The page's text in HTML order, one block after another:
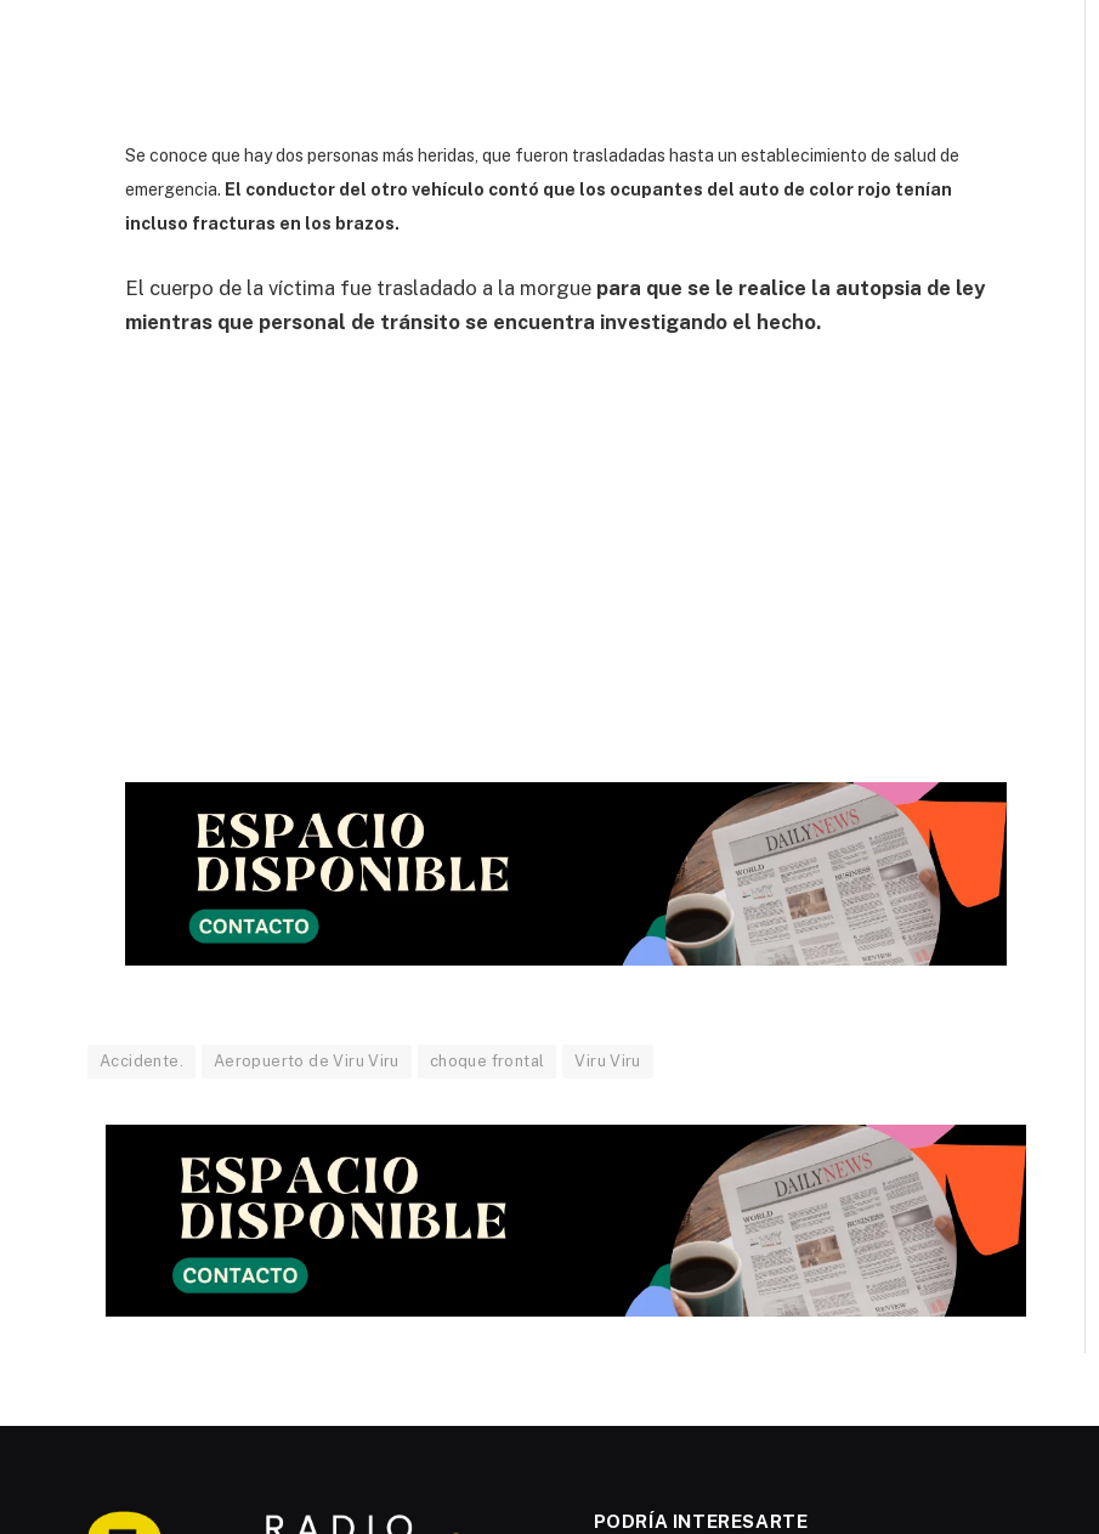
Se conoce que hay dos personas más heridas, que fueron trasladadas hasta un establecimiento de salud de
emergencia. El conductor del otro vehículo contó que los ocupantes del auto de color rojo tenían
incluso fracturas en los brazos.
El cuerpo de la víctima fue trasladado a la morgue para que se le realice la autopsia de ley
mientras que personal de tránsito se encuentra investigando el hecho.
Accidente. Aeropuerto de Viru Viru choque frontal Viru Viru
PODRÍA INTERESARTE